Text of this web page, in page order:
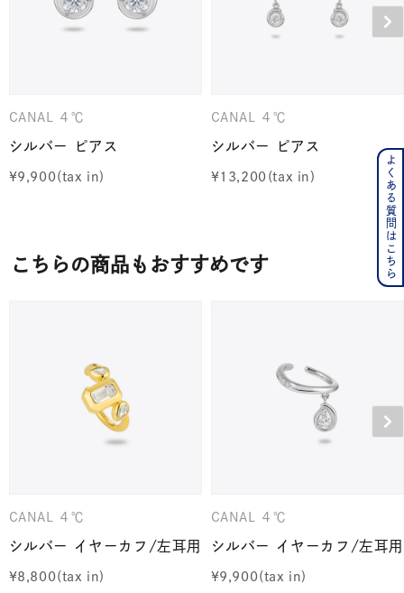
CANAL ４℃
シルバー ピアス
¥9,900
CANAL ４℃
シルバー ピアス
¥13,200
こちらの商品もおすすめです
CANAL ４℃
シルバー イヤーカフ/左耳用
¥8,800
CANAL ４℃
シルバー イヤーカフ/左耳用
¥9,900
よくある質問はこちら